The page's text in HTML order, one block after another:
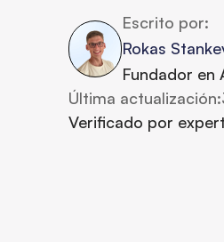
Escrito por:
Rokas
Fundador en
Última actualización:
Verificado por